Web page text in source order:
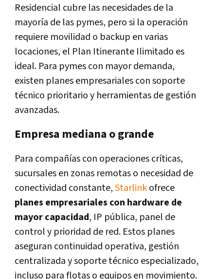
Residencial cubre las necesidades de la
mayoría de las pymes, pero si la operación
requiere movilidad o backup en varias
locaciones, el Plan Itinerante Ilimitado es
ideal. Para pymes con mayor demanda,
existen planes empresariales con soporte
técnico prioritario y herramientas de gestión
avanzadas.
Empresa mediana o grande
Para compañías con operaciones críticas,
sucursales en zonas remotas o necesidad de
conectividad constante,Starlinkofrece
planes empresariales con hardware de
mayor capacidad, IP pública, panel de
control y prioridad de red. Estos planes
aseguran continuidad operativa, gestión
centralizada y soporte técnico especializado,
incluso para flotas o equipos en movimiento.